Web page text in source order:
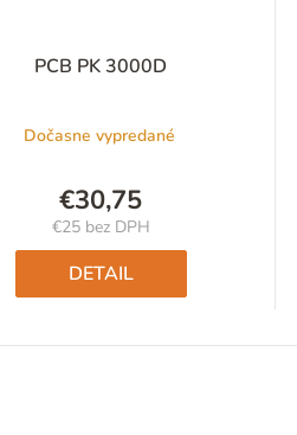
PCB PK 3000D
Dočasne vypredané
€30,75
€25 bez DPH
Jednotková
cena:
DETAIL